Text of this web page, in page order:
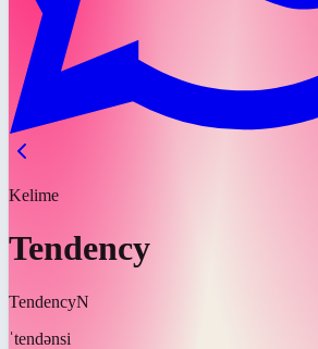
Kelime
Tendency
TendencyN
ˈtendənsi